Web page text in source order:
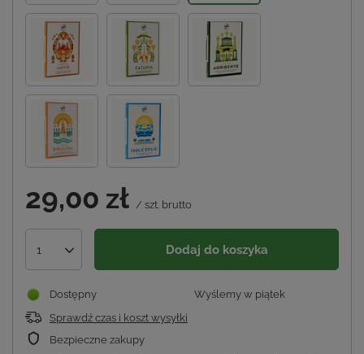
29,00 zł / szt. brutto
1 Dodaj do koszyka
Wyślemy w piątek
Dostępny
Sprawdź czas i koszt wysyłki
Bezpieczne zakupy